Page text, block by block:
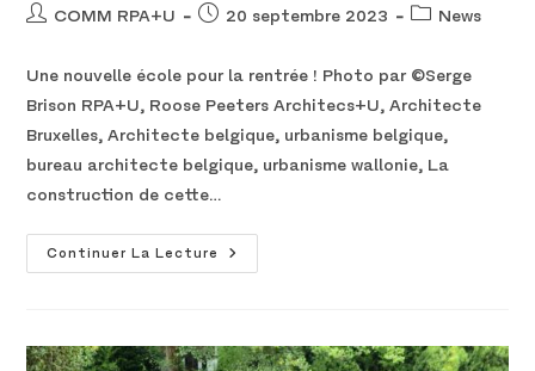
COMM RPA+U 20 septembre 2023 News
Une nouvelle école pour la rentrée ! Photo par ©Serge
Brison RPA+U, Roose Peeters Architecs+U, Architecte
Bruxelles, Architecte belgique, urbanisme belgique,
bureau architecte belgique, urbanisme wallonie, La
construction de cette…
Continuer La Lecture